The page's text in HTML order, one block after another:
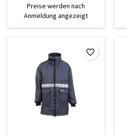
Preise werden nach
Anmeldung angezeigt
favorite_border